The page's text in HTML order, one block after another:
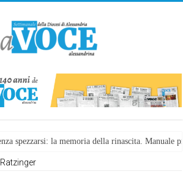
spezzarsi: la memoria della rinascita.